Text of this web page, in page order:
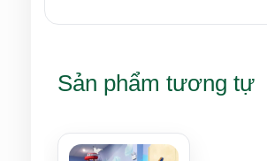
Sản phẩm tương tự